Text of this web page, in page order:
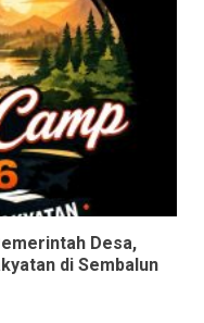
Desa,
di Sembalun